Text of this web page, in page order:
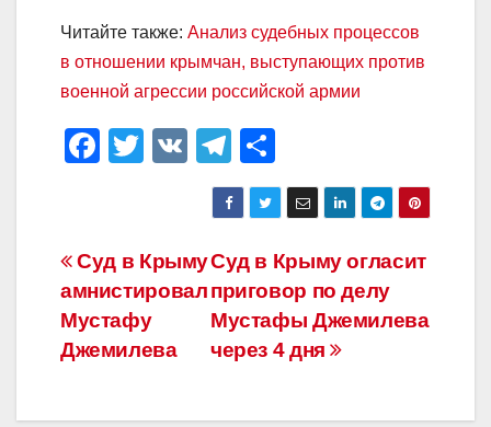
Читайте также: Анализ судебных процессов
в отношении крымчан, выступающих против
военной агрессии российской армии
F
e
b
o
o
T
er
V
T
el
e
gr
a
m
тп
р
а
в
и
ть
Навигация
по
записям
Суд в Крыму огласит
приговор по делу
Мустафы Джемилева
через 4 дня
Суд в Крыму
амнистировал
Мустафу
Джемилева